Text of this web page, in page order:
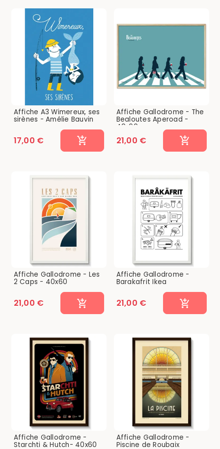
Affiche A3 Wimereux, ses
sirènes - Amélie Bauvin
17,00 €
Affiche Gallodrome - The
Bealoutes Aperoad -
40x60...
21,00 €
Affiche Gallodrome - Les
2 Caps - 40x60
21,00 €
Affiche Gallodrome -
Barakafrit Ikea
21,00 €
Affiche Gallodrome -
Starchti & Hutch- 40x60
Affiche Gallodrome -
Piscine de Roubaix